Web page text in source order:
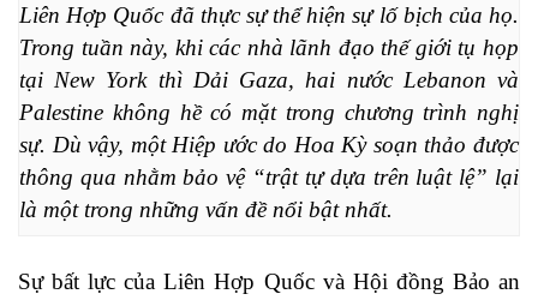
Liên Hợp Quốc đã thực sự thể hiện sự lố bịch của họ.
Trong tuần này, khi các nhà lãnh đạo thế giới tụ họp
tại New York thì Dải Gaza, hai nước Lebanon và
Palestine không hề có mặt trong chương trình nghị
sự. Dù vậy, một Hiệp ước do Hoa Kỳ soạn thảo được
thông qua nhằm bảo vệ “trật tự dựa trên luật lệ” lại
là một trong những vấn đề nổi bật nhất.
Sự bất lực của Liên Hợp Quốc và Hội đồng Bảo an